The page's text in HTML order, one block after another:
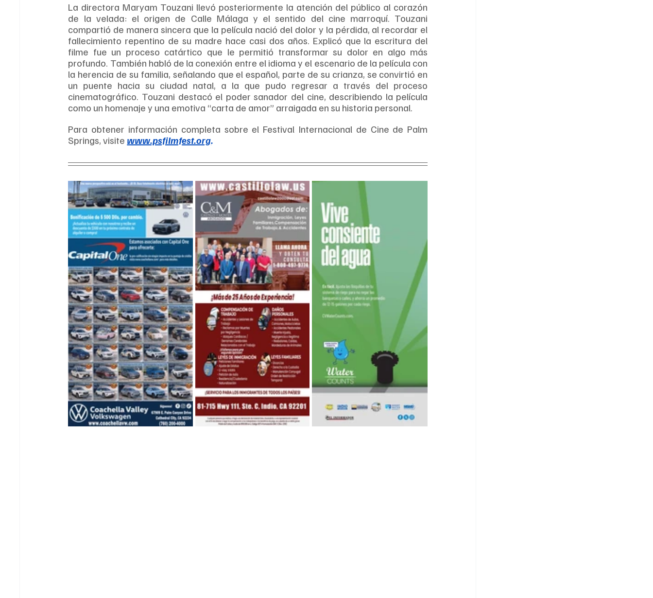
La directora Maryam Touzani llevó posteriormente la atención del público al corazón
de la velada: el origen de Calle Málaga y el sentido del cine marroquí. Touzani
compartió de manera sincera que la película nació del dolor y la pérdida, al recordar el
fallecimiento repentino de su madre hace casi dos años. Explicó que la escritura del
filme fue un proceso catártico que le permitió transformar su dolor en algo más
profundo. También habló de la conexión entre el idioma y el escenario de la película con
la herencia de su familia, señalando que el español, parte de su crianza, se convirtió en
un puente hacia su ciudad natal, a la que pudo regresar a través del proceso
cinematográfico. Touzani destacó el poder sanador del cine, describiendo la película
como un homenaje y una emotiva “carta de amor” arraigada en su historia personal.
Para obtener información completa sobre el Festival Internacional de Cine de Palm
Springs, visite www.psfilmfest.org.